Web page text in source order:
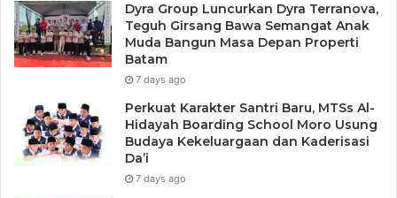
Dyra Group Luncurkan Dyra Terranova,
Teguh Girsang Bawa Semangat Anak
Muda Bangun Masa Depan Properti
Batam
7 days ago
Perkuat Karakter Santri Baru, MTSs Al-
Hidayah Boarding School Moro Usung
Budaya Kekeluargaan dan Kaderisasi
Da’i
7 days ago